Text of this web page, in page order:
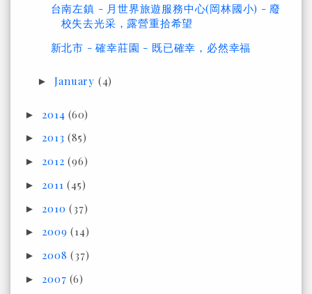
台南左鎮 - 月世界旅遊服務中心(岡林國小) - 廢
校失去光采，露營重拾希望
新北市 - 確幸莊園 - 既已確幸，必然幸福
►January (4)
► 2014(60)
► 2013(85)
► 2012(96)
► 2011(45)
► 2010(37)
► 2009(14)
► 2008(37)
► 2007(6)